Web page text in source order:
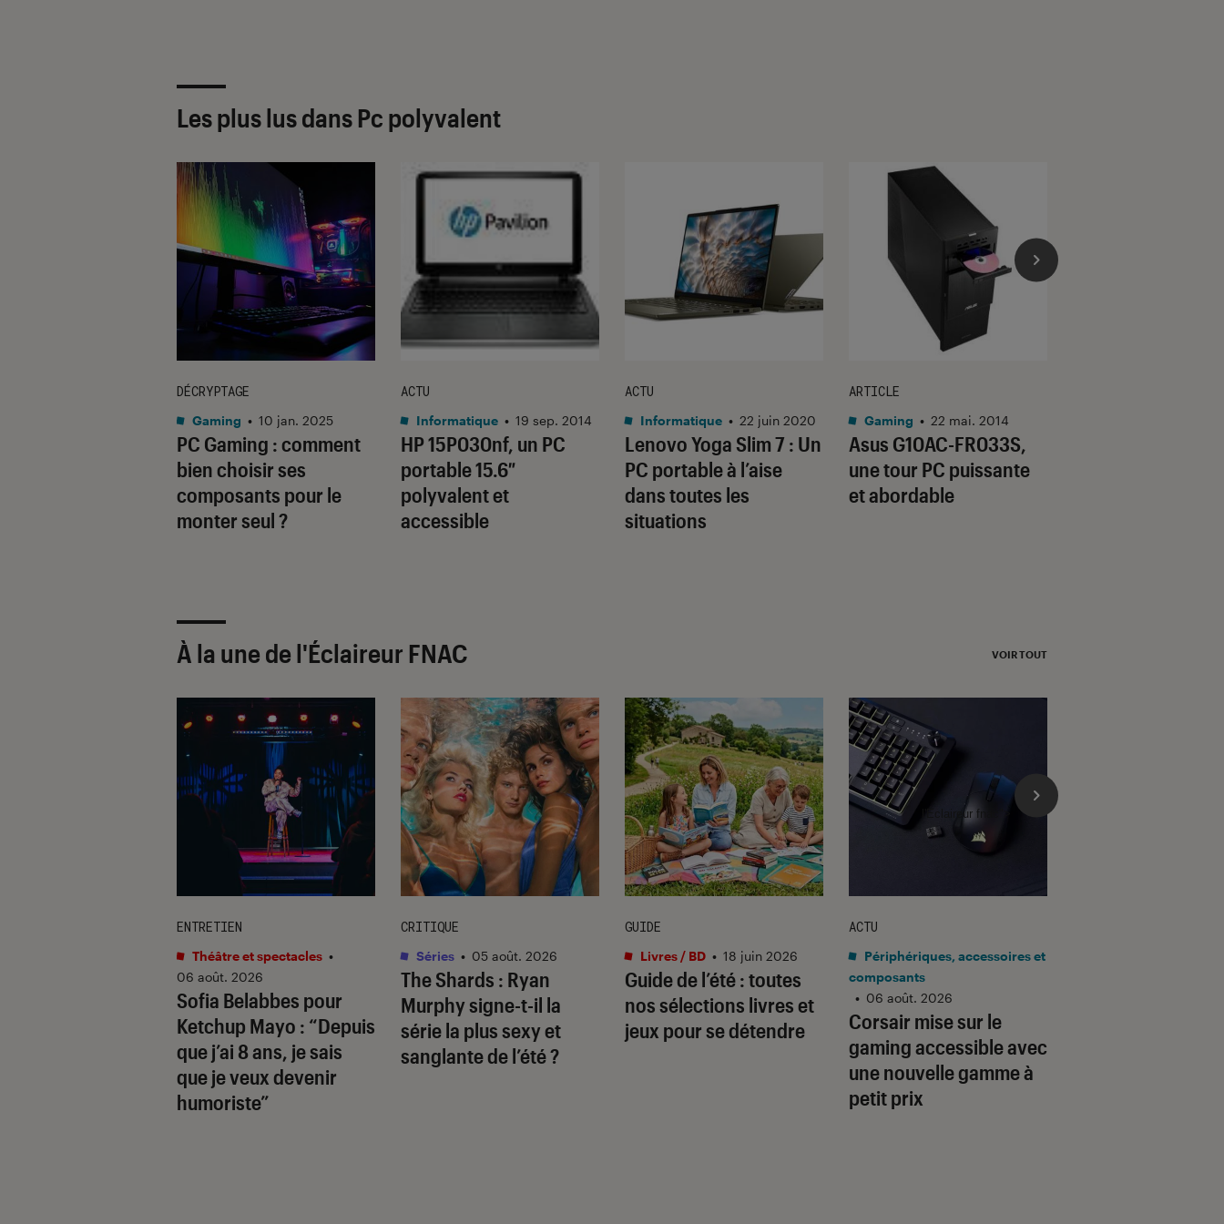
Les plus lus dans Pc polyvalent
PC Gaming : comment
bien choisir ses
composants pour le
monter seul ?
DÉCRYPTAGE
Gaming • 10 jan. 2025
HP 15P030nf, un PC
portable 15.6″
polyvalent et
accessible
ACTU
Informatique • 19 sep. 2014
Lenovo Yoga Slim 7 : Un
PC portable à l’aise
dans toutes les
situations
ACTU
Informatique • 22 juin 2020
Asus G10AC-FR033S,
une tour PC puissante
et abordable
ARTICLE
Gaming • 22 mai. 2014
À la une de l'Éclaireur FNAC VOIR TOUT
Sofia Belabbes pour
Ketchup Mayo : “Depuis
que j’ai 8 ans, je sais
que je veux devenir
humoriste”
ENTRETIEN
Théâtre et spectacles •
06 août. 2026
The Shards : Ryan
Murphy signe-t-il la
série la plus sexy et
sanglante de l’été ?
CRITIQUE
Séries • 05 août. 2026
Guide de l’été : toutes
nos sélections livres et
jeux pour se détendre
GUIDE
Livres / BD • 18 juin 2026
Corsair mise sur le
gaming accessible avec
une nouvelle gamme à
petit prix
ACTU
Périphériques, accessoires et
composants
• 06 août. 2026
l'Éclaireur fnac">